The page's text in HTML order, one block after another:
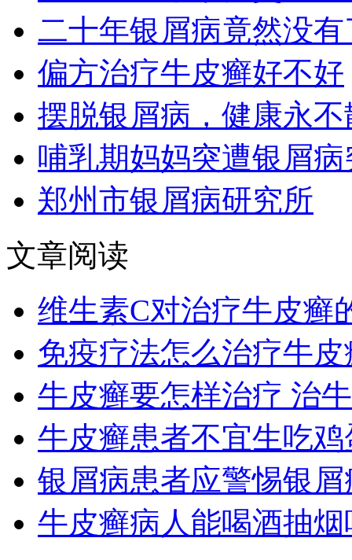
二十年银屑病竟然没
偏方治疗牛皮癣好不好
摆脱银屑病，健康永不
哺乳期妈妈突遭银屑
郑州市银屑病研究所
文章阅读
维生素C对治疗牛皮癣
免疫疗法怎么治疗牛皮
牛皮癣要怎样治疗 治
牛皮癣患者不宜生吃鸡
银屑病患者应警惕银
牛皮癣病人能喝酒抽烟